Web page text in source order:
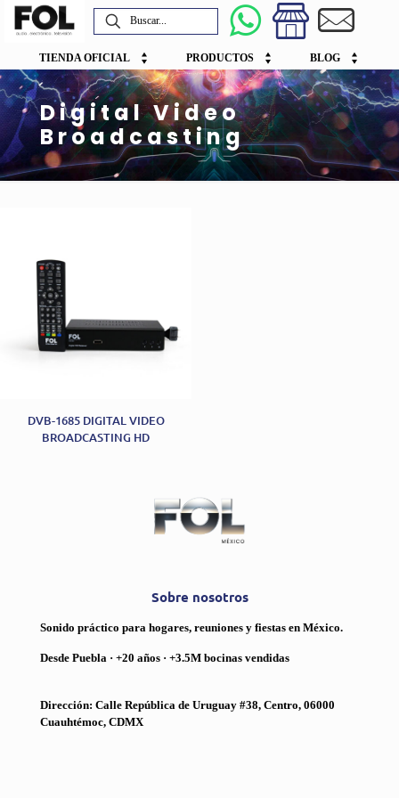
TIENDA OFICIAL PRODUCTOS BLOG
Digital Video
Broadcasting
DVB-1685 DIGITAL VIDEO
BROADCASTING HD
Sobre nosotros
Sonido práctico para hogares, reuniones y fiestas en México.
Desde Puebla · +20 años · +3.5M bocinas vendidas
Dirección: Calle República de Uruguay #38, Centro, 06000
Cuauhtémoc, CDMX